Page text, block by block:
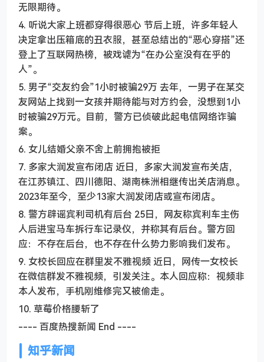
无限期待。
4. 听说大家上班都穿得很恶心 节后上班，许多年轻人
决定拿出压箱底的丑衣服，甚至总结出的“恶心穿搭”还
登上了互联网热榜，被戏谑为“在办公室没有在乎的
人”。
5. 男子“交友约会”1小时被骗29万 去年，一男子在某交
友网站上找到一女孩并期待能与对方约会，没想到1小
时被骗29万元。目前，警方已侦破此起电信网络诈骗
案。
6. 女儿结婚父亲不舍上前拥抱被拒
7. 多家大润发宣布闭店 近日，多家大润发宣布关店，
在江苏镇江、四川德阳、湖南株洲相继传出关店消息。
2023年至今，至少13家大润发闭店或宣布闭店。
8. 警方辟谣宾利司机有后台 25日，网友称宾利车主伤
人后进宝马车拆行车记录仪，并称其有后台。警方回
应：不存在后台，也不存在什么势力影响我们发布。
9. 女校长回应在群里发不雅视频 近日，网传一女校长
在微信群发不雅视频，引发关注。本人回应称：视频非
本人发布，手机刚维修完又被偷走。
10. 草莓价格腰斩了
---- 百度热搜新闻 End ----
知乎新闻